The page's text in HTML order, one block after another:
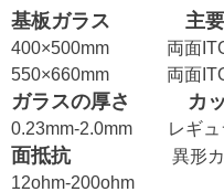
基板ガラス 主
400×500mm 両面ITO+
550×660mm 両面ITO+
ガラスの厚さ カ
0.23mm-2.0mm レギュ
面抵抗異形カッ
12ohm-200ohm